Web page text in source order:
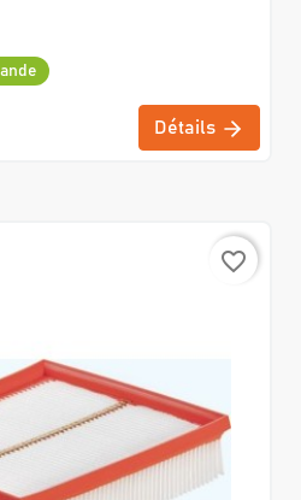
Détails
favorite_border